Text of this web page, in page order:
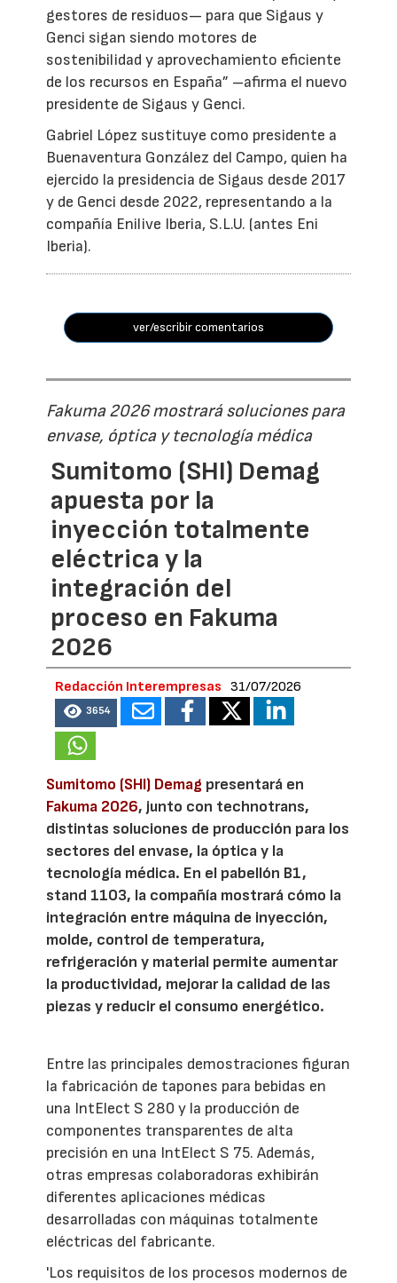
gestores de residuos— para que Sigaus y
Genci sigan siendo motores de
sostenibilidad y aprovechamiento eficiente
de los recursos en España” –afirma el nuevo
presidente de Sigaus y Genci.
Gabriel López sustituye como presidente a
Buenaventura González del Campo, quien ha
ejercido la presidencia de Sigaus desde 2017
y de Genci desde 2022, representando a la
compañía Enilive Iberia, S.L.U. (antes Eni
Iberia).
ver/escribir comentarios
Fakuma 2026 mostrará soluciones para
envase, óptica y tecnología médica
Sumitomo (SHI) Demag
apuesta por la
inyección totalmente
eléctrica y la
integración del
proceso en Fakuma
2026
Redacción Interempresas 31/07/2026
3654
Sumitomo (SHI) Demag presentará en
Fakuma 2026, junto con technotrans,
distintas soluciones de producción para los
sectores del envase, la óptica y la
tecnología médica. En el pabellón B1,
stand 1103, la compañía mostrará cómo la
integración entre máquina de inyección,
molde, control de temperatura,
refrigeración y material permite aumentar
la productividad, mejorar la calidad de las
piezas y reducir el consumo energético.
Entre las principales demostraciones figuran
la fabricación de tapones para bebidas en
una IntElect S 280 y la producción de
componentes transparentes de alta
precisión en una IntElect S 75. Además,
otras empresas colaboradoras exhibirán
diferentes aplicaciones médicas
desarrolladas con máquinas totalmente
eléctricas del fabricante.
'Los requisitos de los procesos modernos de